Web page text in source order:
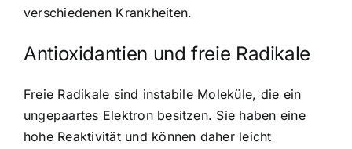
verschiedenen Krankheiten.
Antioxidantien und freie Radikale
Freie Radikale sind instabile Moleküle, die ein
ungepaartes Elektron besitzen. Sie haben eine
hohe Reaktivität und können daher leicht